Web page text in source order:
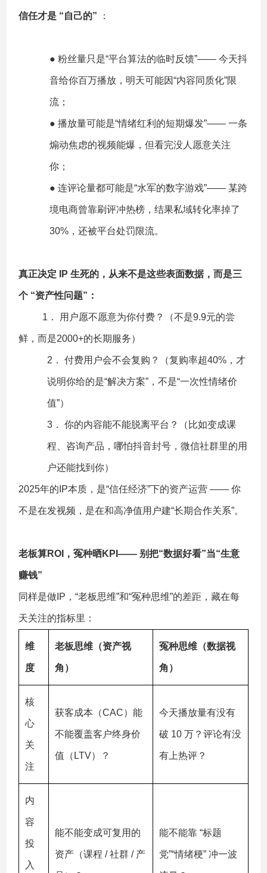
信任才是 “自己的” ：
● 粉丝量只是“平台算法的临时反馈”—— 今天抖
音给你百万播放，明天可能因“内容同质化”限
流；
● 播放量可能是“情绪红利的短期爆发”—— 一条
煽动焦虑的视频能爆，但看完没人愿意关注
你；
● 连评论量都可能是“水军的数字游戏”—— 某跨
境电商曾靠刷评冲热榜，结果私域转化率掉了
30%，还被平台处罚限流。
真正决定 IP 生死的，从来不是这些表面数据，而是三
个 “资产性问题”：
1． 用户愿不愿意为你付费？（不是9.9元的尝
鲜，而是2000+的长期服务）
2． 付费用户会不会复购？（复购率超40%，才
说明你给的是“解决方案”，不是“一次性情绪价
值”）
3． 你的内容能不能脱离平台？（比如变成课
程、咨询产品，哪怕抖音封号，微信社群里的用
户还能找到你）
2025年的IP本质，是“信任经济”下的资产运营 —— 你
不是在发视频，是在和高净值用户建“长期合作关系”。
老板算ROI，冤种晒KPI—— 别把“数据好看”当“生意
赚钱”
同样是做IP，“老板思维”和“冤种思维”的差距，藏在每
天关注的指标里：
维
度
老板思维（资产视
角）
冤种思维（数据视
角）
核
心
关
注
获客成本（CAC）能
不能覆盖客户终身价
值（LTV）？
今天播放量有没有
破 10 万？评论有没
有上热评？
内
容
投
入
能不能变成可复用的
资产（课程 / 社群 / 产
能不能靠 “标题
党”“情绪梗” 冲一波